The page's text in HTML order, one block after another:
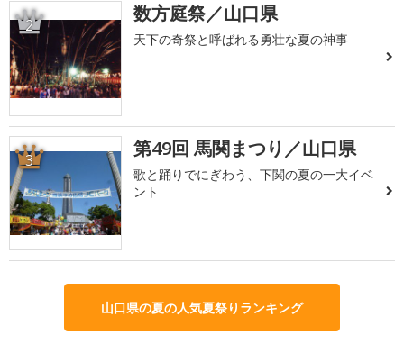
2 数方庭祭／山口県
天下の奇祭と呼ばれる勇壮な夏の神事
3 第49回 馬関まつり／山口県
歌と踊りでにぎわう、下関の夏の一大イベ
ント
山口県の夏の人気夏祭りランキング